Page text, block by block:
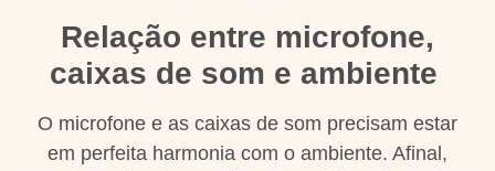
Relação entre microfone,
caixas de som e ambiente
O microfone e as caixas de som precisam estar
em perfeita harmonia com o ambiente. Afinal,